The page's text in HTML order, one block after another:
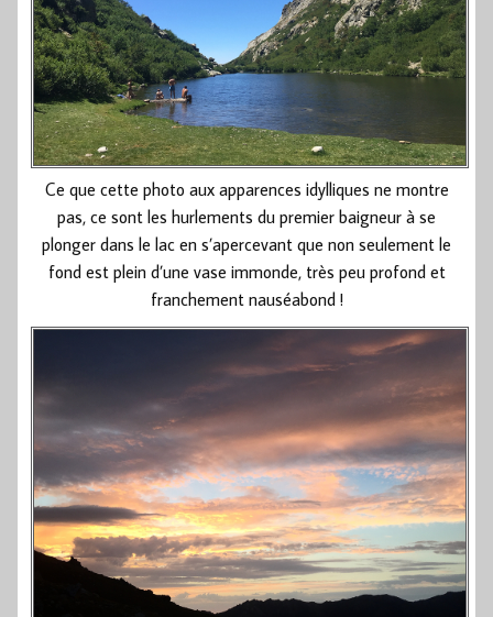
Ce que cette photo aux apparences idylliques ne montre
pas, ce sont les hurlements du premier baigneur à se
plonger dans le lac en s’apercevant que non seulement le
fond est plein d’une vase immonde, très peu profond et
franchement nauséabond !